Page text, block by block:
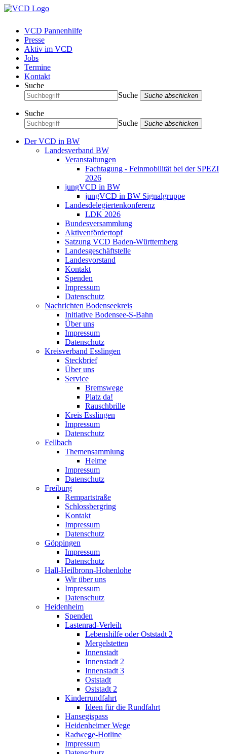
VCD Pannenhilfe
Presse
Aktiv im VCD
Jobs
Termine
Kontakt
Suche
Suche
Suche abschicken
Suche
Suche
Suche abschicken
Der VCD in BW
Landesverband BW
Veranstaltungen
Fachtagung - Feinmobilität bei der SPEZI
2026
jungVCD in BW
jungVCD in BW Signalgruppe
Landesdelegiertenkonferenz
LDK 2026
Bundesversammlung
Aktivenfördertopf
Satzung VCD Baden-Württemberg
Landesgeschäftstelle
Landesvorstand
Kontakt
Spenden
Impressum
Datenschutz
Nachrichten Bodenseekreis
Initiative Bodensee-S-Bahn
Über uns
Impressum
Datenschutz
Kreisverband Esslingen
Steckbrief
Über uns
Service
Bremswege
Platz da!
Rauschbrille
Kreis Esslingen
Impressum
Datenschutz
Fellbach
Themensammlung
Helme
Impressum
Datenschutz
Freiburg
Rempartstraße
Schlossbergring
Kontakt
Impressum
Datenschutz
Göppingen
Impressum
Datenschutz
Hall-Heilbronn-Hohenlohe
Wir über uns
Impressum
Datenschutz
Heidenheim
Spenden
Lastenrad-Verleih
Lebenshilfe oder Oststadt 2
Mergelstetten
Innenstadt
Innenstadt 2
Innenstadt 3
Oststadt
Oststadt 2
Kinderrundfahrt
Ideen für die Rundfahrt
Hansegispass
Heidenheimer Wege
Radwege-Hotline
Impressum